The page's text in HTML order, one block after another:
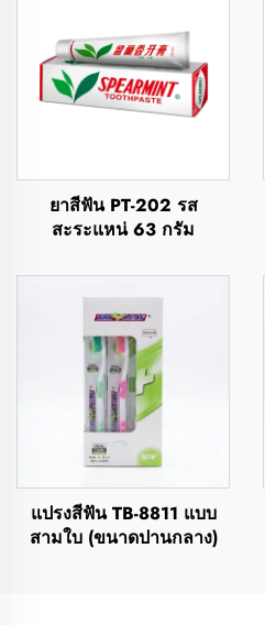
ยาสีฟัน PT-202 รส
สะระแหน่ 63 กรัม
แปรงสีฟัน TB-8811 แบบ
สามใบ (ขนาดปานกลาง)